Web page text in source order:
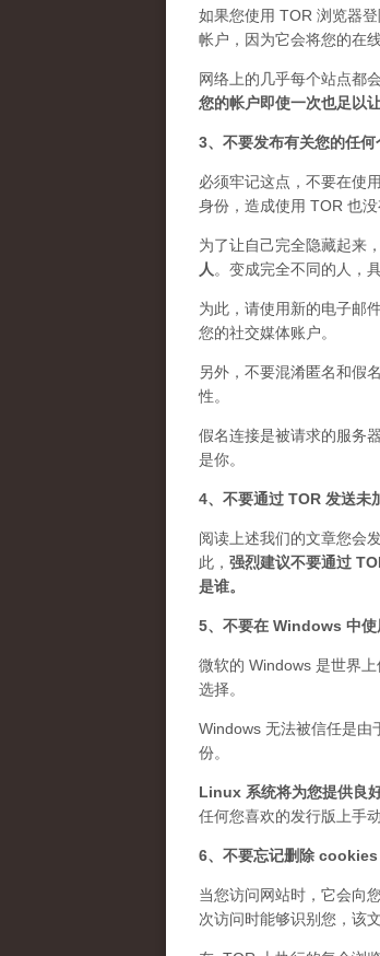
如果您使用 TOR 浏览器
帐户，因为它会将您的在
网络上的几乎每个站点都
您的帐户即使一次也足以
3、不要发布有关您的任何
必须牢记这点，不要在使
身份，造成使用 TOR 也没
为了让自己完全隐藏起来
人 。 变成完全不同的人，
为此，请使用新的电子邮
您的社交媒体账户。
另外，不要混淆匿名和假
性。
假名连接是被请求的服务
是你。
4、不要通过 TOR 发送未
阅读上述我们的文章您会
此， 强烈建议不要通过
是谁。
5、不要在 Windows 中使
微软的 Windows 是世界
选择。
Windows 无法被信任是由
份。
Linux 系统将为您提供良
任何您喜欢的发行版上手动
6、不要忘记删除 cookies
当您访问网站时，它会向
次访问时能够识别您，该